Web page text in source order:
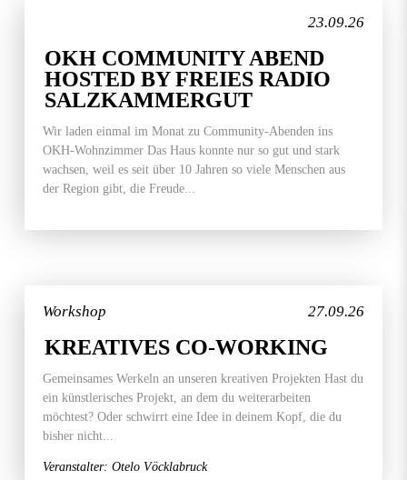
23.09.26
OKH COMMUNITY ABEND
HOSTED BY FREIES RADIO
SALZKAMMERGUT
Wir laden einmal im Monat zu Community-Abenden ins
OKH-Wohnzimmer Das Haus konnte nur so gut und stark
wachsen, weil es seit über 10 Jahren so viele Menschen aus
der Region gibt, die Freude...
27.09.26
Workshop
KREATIVES CO-WORKING
Gemeinsames Werkeln an unseren kreativen Projekten Hast du
ein künstlerisches Projekt, an dem du weiterarbeiten
möchtest? Oder schwirrt eine Idee in deinem Kopf, die du
bisher nicht...
Veranstalter: Otelo Vöcklabruck